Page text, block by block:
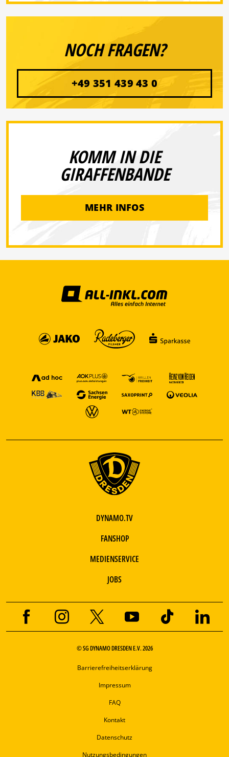
NOCH FRAGEN?
+49 351 439 43 0
KOMM IN DIE
GIRAFFENBANDE
MEHR INFOS
DYNAMO.TV
FANSHOP
MEDIENSERVICE
JOBS
© SG DYNAMO DRESDEN E.V. 2026
Barrierefreiheitserklärung
Impressum
FAQ
Kontakt
Datenschutz
Nutzungsbedingungen